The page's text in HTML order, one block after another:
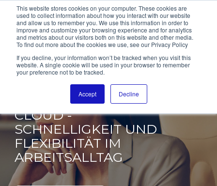
This website stores cookies on your computer. These cookies are
used to collect information about how you interact with our website
and allow us to remember you. We use this information in order to
improve and customize your browsing experience and for analytics
and metrics about our visitors both on this website and other media.
To find out more about the cookies we use, see our Privacy Policy
If you decline, your information won’t be tracked when you visit this
website. A single cookie will be used in your browser to remember
your preference not to be tracked.
Accept Decline
11880 INTERNET
SERVICES AG​​
SALESFORCE MULTI-
CLOUD -
SCHNELLIGKEIT UND
FLEXIBILITÄTIM
ARBEITSALLTAG